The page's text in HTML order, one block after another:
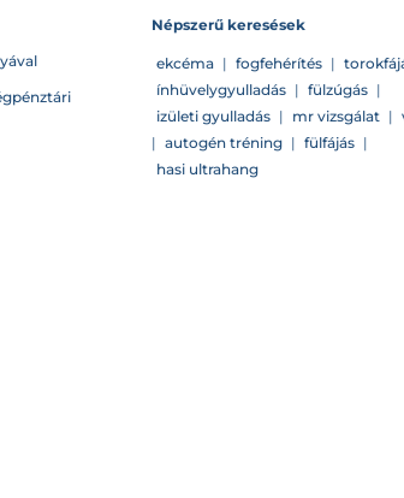
Népszerű keresések
ekcéma | fogfehérítés |
ínhüvelygyulladás | fülzúgás |
izületi gyulladás | mr vizsgálat |
| autogén tréning | fülfájás |
hasi ultrahang